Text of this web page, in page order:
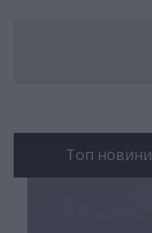
Топ новини